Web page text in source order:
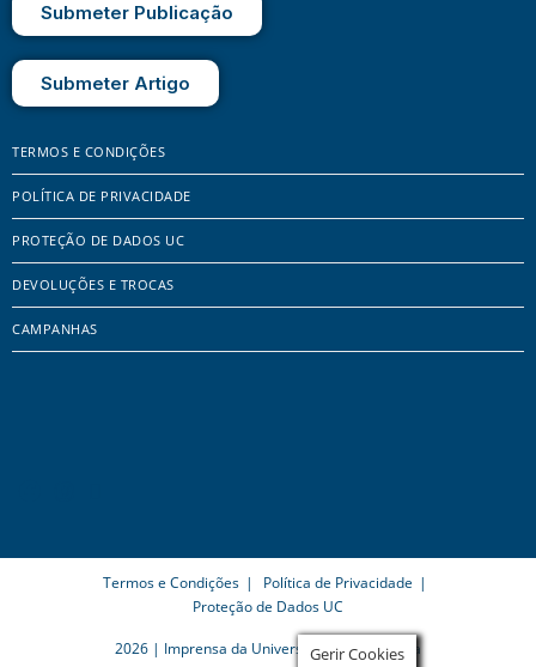
Submeter Publicação
Submeter Artigo
TERMOS E CONDIÇÕES
POLÍTICA DE PRIVACIDADE
PROTEÇÃO DE DADOS UC
DEVOLUÇÕES E TROCAS
CAMPANHAS
Termos e Condições
Política de Privacidade
Proteção de Dados UC
2026 | Imprensa da Universidade de Coimbra
Gerir Cookies